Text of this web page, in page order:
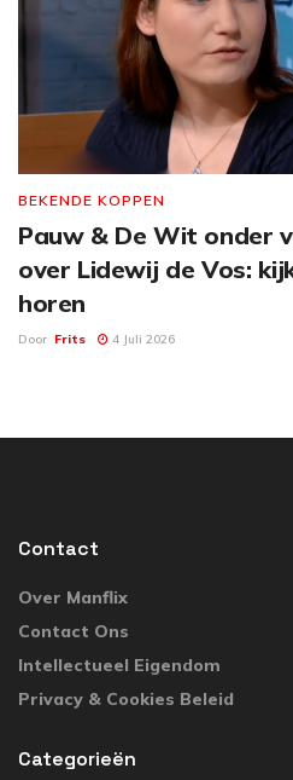
BEKENDE KOPPEN
Pauw & De Wit onder
over Lidewij de Vos:
horen
Door Frits 4 Juli 2026
Contact
Over Manflix
Contact Ons
Intellectueel Eigendom
Privacy & Cookies Beleid
Categorieën